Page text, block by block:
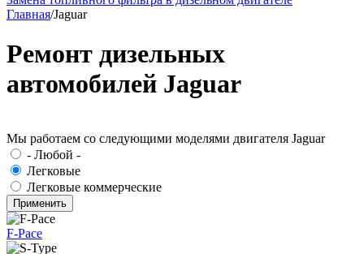
Главная/Jaguar
Ремонт дизельных
автомобилей Jaguar
Мы работаем со следующими моделями двигателя Jaguar
- Любой -
Легковые
Легковые коммерческие
F-Pace